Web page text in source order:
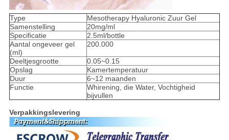
Type
Mesotherapy Hyaluronic Zuur Gel
Samenstelling
20mg/ml
Specificatie
2.5ml/bottle
Aantal ongeveer gel
(ml)
200.000
Deeltjesgrootte
0.05~0.15
Opslag
Kamertemperatuur
Duur
6~12 maanden
Functie
Whirening, die Water, Vochtigheid
bijvullen
Verpakkingslevering